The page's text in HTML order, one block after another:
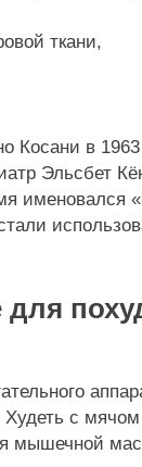
ткани,
в 1963
Эльсбет
именовался
с
мышечной